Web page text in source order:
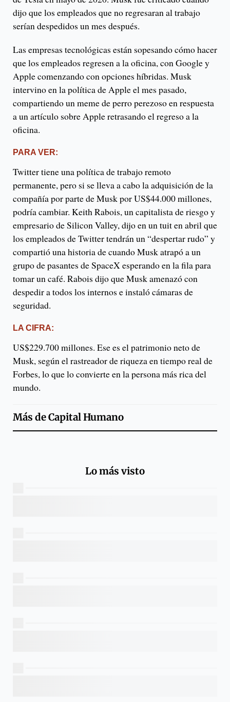
dijo que los empleados que no regresaran al trabajo
serían despedidos un mes después.
Las empresas tecnológicas están sopesando cómo hacer
que los empleados regresen a la oficina, con Google y
Apple comenzando con opciones híbridas. Musk
intervino en la política de Apple el mes pasado,
compartiendo un meme de perro perezoso en respuesta
a un artículo sobre Apple retrasando el regreso a la
oficina.
PARA VER:
Twitter tiene una política de trabajo remoto
permanente, pero si se lleva a cabo la adquisición de la
compañía por parte de Musk por US$44.000 millones,
podría cambiar. Keith Rabois, un capitalista de riesgo y
empresario de Silicon Valley, dijo en un tuit en abril que
los empleados de Twitter tendrán un “despertar rudo” y
compartió una historia de cuando Musk atrapó a un
grupo de pasantes de SpaceX esperando en la fila para
tomar un café. Rabois dijo que Musk amenazó con
despedir a todos los internos e instaló cámaras de
seguridad.
LA CIFRA:
US$229.700 millones. Ese es el patrimonio neto de
Musk, según el rastreador de riqueza en tiempo real de
Forbes, lo que lo convierte en la persona más rica del
mundo.
Más deCapital Humano
Lo más visto